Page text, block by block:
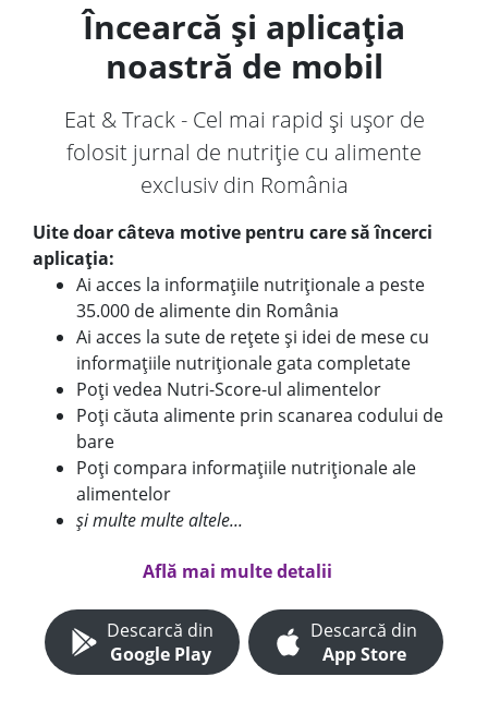
Încearcă și aplicația
noastră de mobil
Eat & Track - Cel mai rapid și ușor de
folosit jurnal de nutriție cu alimente
exclusiv din România
Uite doar câteva motive pentru care să încerci
aplicația:
Ai acces la informațiile nutriționale a peste
35.000 de alimente din România
Ai acces la sute de rețete și idei de mese cu
informațiile nutriționale gata completate
Poți vedea Nutri-Score-ul alimentelor
Poți căuta alimente prin scanarea codului de
bare
Poți compara informațiile nutriționale ale
alimentelor
și multe multe altele...
Află mai multe detalii
Descarcă din
Google Play
Descarcă din
App Store